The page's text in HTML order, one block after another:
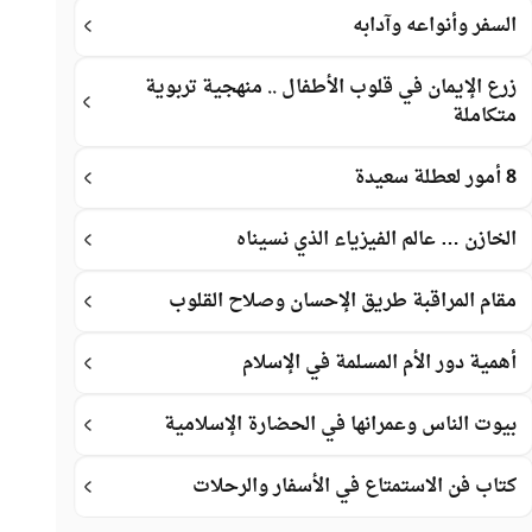
السفر وأنواعه وآدابه
زرع الإيمان في قلوب الأطفال .. منهجية تربوية
متكاملة
8 أمور لعطلة سعيدة
الخازن … عالم الفيزياء الذي نسيناه
مقام المراقبة طريق الإحسان وصلاح القلوب
أهمية دور الأم المسلمة في الإسلام
بيوت الناس وعمرانها في الحضارة الإسلامية
كتاب فن الاستمتاع في الأسفار والرحلات